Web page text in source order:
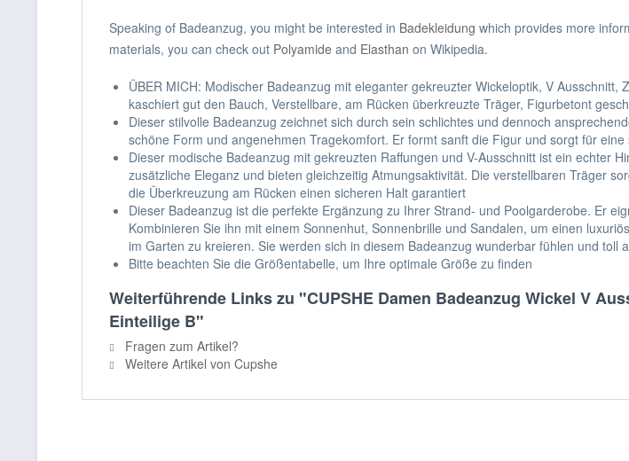
Speaking of Badeanzug, you might be interested in Badekleidung which provides more
materials, you can check out Polyamide and Elasthan on Wikipedia.
ÜBER MICH: Modischer Badeanzug mit eleganter gekreuzter Wickeloptik, V
kaschiert gut den Bauch, Verstellbare, am Rücken überkreuzte Träger, Figurbetont
Dieser stilvolle Badeanzug zeichnet sich durch sein schlichtes und dennoch
schöne Form und angenehmen Tragekomfort. Er formt sanft die Figur und sorgt für eine
Dieser modische Badeanzug mit gekreuzten Raffungen und V-Ausschnitt ist ein echter
zusätzliche Eleganz und bieten gleichzeitig Atmungsaktivität. Die verstellbaren Träger
die Überkreuzung am Rücken einen sicheren Halt garantiert
Dieser Badeanzug ist die perfekte Ergänzung zu Ihrer Strand- und Poolgarderobe. Er
Kombinieren Sie ihn mit einem Sonnenhut, Sonnenbrille und Sandalen, um einen
im Garten zu kreieren. Sie werden sich in diesem Badeanzug wunderbar fühlen und toll
Bitte beachten Sie die Größentabelle, um Ihre optimale Größe zu finden
Weiterführende Links zu "CUPSHE Damen Badeanzug Wickel V
Einteilige B"
Fragen zum Artikel?
Weitere Artikel von Cupshe